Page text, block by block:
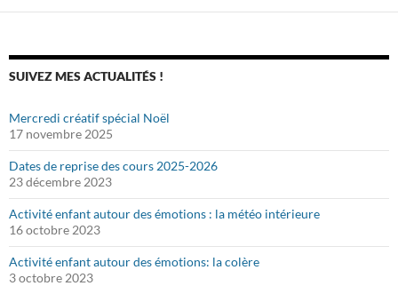
SUIVEZ MES ACTUALITÉS !
Mercredi créatif spécial Noël
17 novembre 2025
Dates de reprise des cours 2025-2026
23 décembre 2023
Activité enfant autour des émotions : la météo intérieure
16 octobre 2023
Activité enfant autour des émotions: la colère
3 octobre 2023